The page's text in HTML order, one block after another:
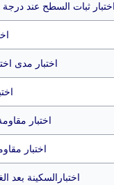
اختبار ثبات السطح عند درجة حرارة 25 5م رطوبة
اختبار مدى
اختبار
اختبار
اختبارالسكينة بعد